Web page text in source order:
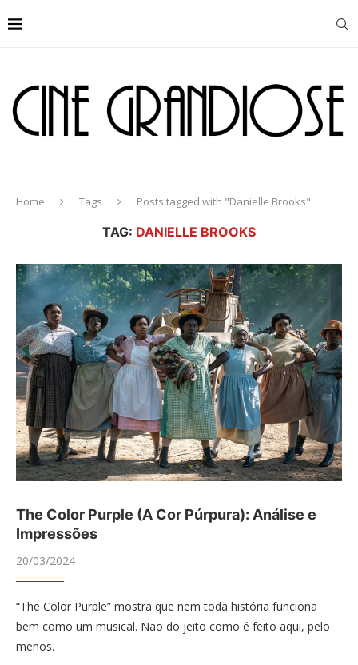
Home Tags Posts tagged with "Danielle Brooks"
TAG: DANIELLE BROOKS
The Color Purple (A Cor Púrpura): Análise e
Impressões
20/03/2024
“The Color Purple” mostra que nem toda história funciona
bem como um musical. Não do jeito como é feito aqui, pelo
menos.